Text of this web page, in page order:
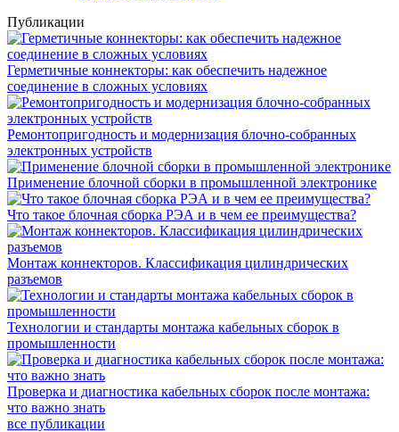
Публикации
Герметичные коннекторы: как обеспечить надежное
соединение в сложных условиях
Ремонтопригодность и модернизация блочно-собранных
электронных устройств
Применение блочной сборки в промышленной электронике
Что такое блочная сборка РЭА и в чем ее преимущества?
Монтаж коннекторов. Классификация цилиндрических
разъемов
Технологии и стандарты монтажа кабельных сборок в
промышленности
Проверка и диагностика кабельных сборок после монтажа:
что важно знать
все публикации